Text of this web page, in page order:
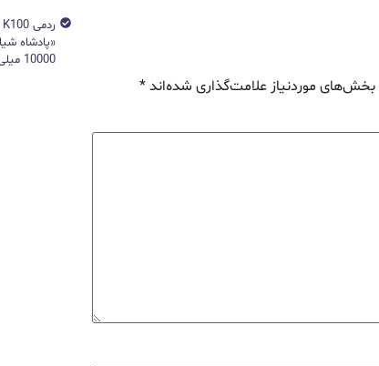
بخش‌های موردنیاز علامت‌گذاری شده‌اند*
10000 میلی‌آمپرساعتی؟